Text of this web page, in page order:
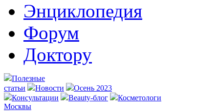
Энциклопедия
Форум
Доктору
Полезные
статьи
Новости
Осень 2023
Консультации
Beauty-блог
Косметологи
Москвы